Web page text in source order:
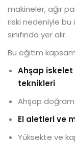
makineler, ağır
riski nedeniyle bu
sınıfında yer alır.
Bu eğitim
Ahşap
teknikleri
Ahşap
El aletleri ve
Yüksekte ve